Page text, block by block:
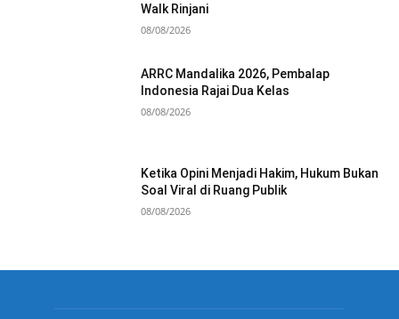
Walk Rinjani
08/08/2026
ARRC Mandalika 2026, Pembalap
Indonesia Rajai Dua Kelas
08/08/2026
Ketika Opini Menjadi Hakim, Hukum Bukan
Soal Viral di Ruang Publik
08/08/2026